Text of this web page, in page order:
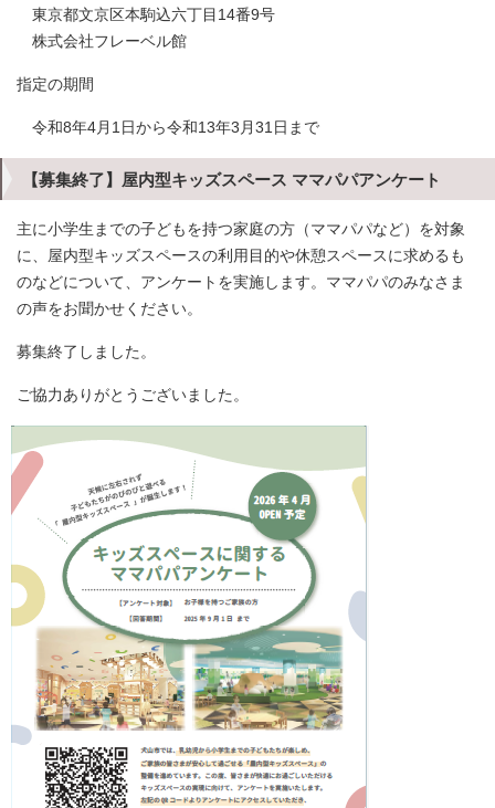
東京都文京区本駒込六丁目14番9号
株式会社フレーベル館
指定の期間
令和8年4月1日から令和13年3月31日まで
【募集終了】屋内型キッズスペース ママパパアンケート
主に小学生までの子どもを持つ家庭の方（ママパパなど）を対象
に、屋内型キッズスペースの利用目的や休憩スペースに求めるも
のなどについて、アンケートを実施します。ママパパのみなさま
の声をお聞かせください。
募集終了しました。
ご協力ありがとうございました。